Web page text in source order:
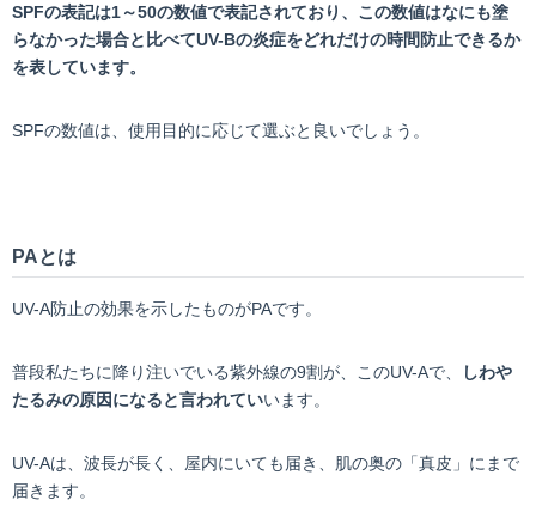
SPFの表記は1～50の数値で表記されており、この数値はなにも塗
らなかった場合と比べてUV-Bの炎症をどれだけの時間防止できるか
を表しています。
SPFの数値は、使用目的に応じて選ぶと良いでしょう。
PAとは
UV-A防止の効果を示したものがPAです。
普段私たちに降り注いでいる紫外線の9割が、このUV-Aで、
しわや
たるみの原因になると言われていいます。
UV-Aは、波長が長く、屋内にいても届き、肌の奥の「真皮」にまで
届きます。